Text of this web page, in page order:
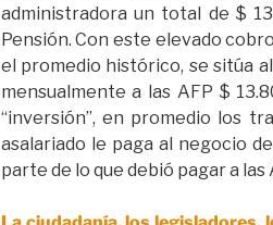
administradora un total de $
Pensión. Con este elevado
el promedio histórico, se sitúa
mensualmente a las AFP $
“inversión”, en promedio los
asalariado le paga al negocio
parte de lo que debió pagar a las